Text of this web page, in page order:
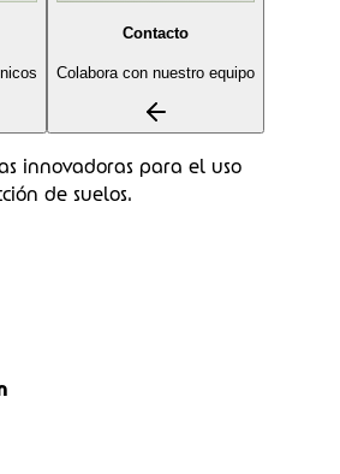
Contacto
Colabora con nuestro equipo
innovadoras para el uso
de suelos.